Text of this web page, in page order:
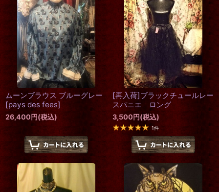
ムーンブラウス ブルーグレー
[pays des fees]
26,400円(税込)
[再入荷]ブラックチュールレー
スパニエ ロング
3,500円(税込)
1件